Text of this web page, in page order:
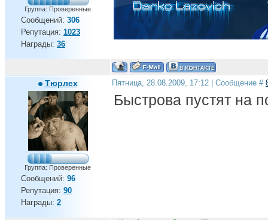
Группа: Проверенные
Сообщений: 306
Репутация: 1023
Награды: 36
Тюрлех
Группа: Проверенные
Сообщений: 96
Репутация: 90
Награды: 2
Пятница, 28.08.2009, 17:12 | Сообщение #
Быстрова пустят на